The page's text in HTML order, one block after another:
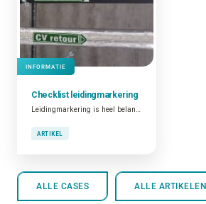
INFORMATIE
Checklist leidingmarkering
ARTIKEL
ALLE CASES ALLE ARTIKELEN